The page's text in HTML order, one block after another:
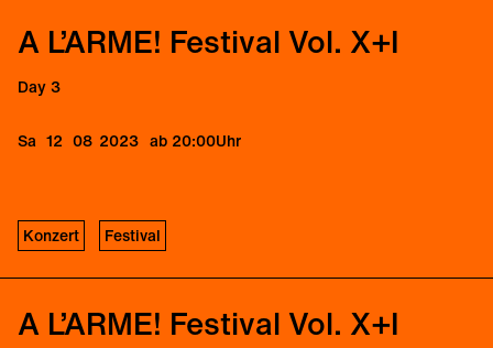
Medienpartner: tip Berlin, Exberliner, Cashmere Radio/Pattern
A L’ARME! Festival Vol. X+I
Day 3
Sa 12 08 2023 ab 20:00Uhr
Konzert Festival
A L’ARME! Festival Vol. X+I